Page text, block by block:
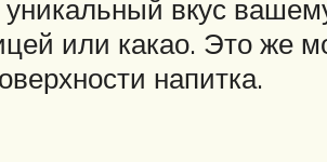
вкус
или какао. Это же
напитка.